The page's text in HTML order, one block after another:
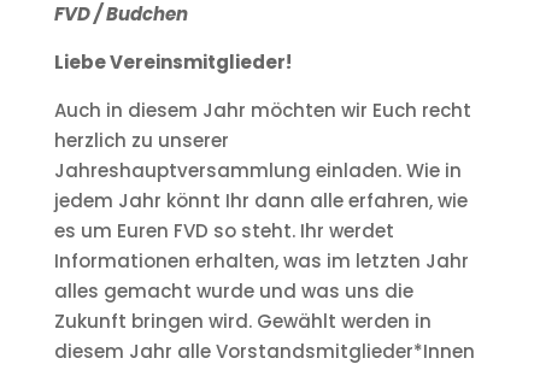
FVD / Budchen
Liebe Vereinsmitglieder!
Auch in diesem Jahr möchten wir Euch recht
herzlich zu unserer
Jahreshauptversammlung einladen. Wie in
jedem Jahr könnt Ihr dann alle erfahren, wie
es um Euren FVD so steht. Ihr werdet
Informationen erhalten, was im letzten Jahr
alles gemacht wurde und was uns die
Zukunft bringen wird. Gewählt werden in
diesem Jahr alle Vorstandsmitglieder*Innen